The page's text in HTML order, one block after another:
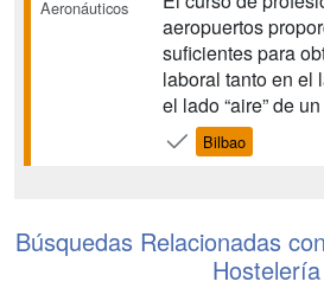
Aeronáuticos
aeropuertos
suficientes para
laboral tanto en el
el lado “aire” de
gusta esta
conseguir tu
preparamos para ...
Bilbao
Búsquedas Relacionadas
Hostelería